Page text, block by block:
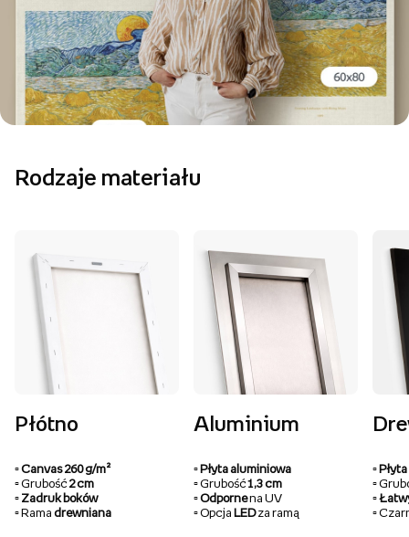
Rodzaje materiału
Płótno
▫️ Canvas 260 g/m²
▫️ Grubość 2 cm
▫️ Zadruk boków
▫️ Rama drewniana
Aluminium
▫️ Płyta aluminiowa
▫️ Grubość1,3 cm
▫️ Odpornena UV
▫️ Opcja LEDza ramą
▫️
▫️
▫️
▫️